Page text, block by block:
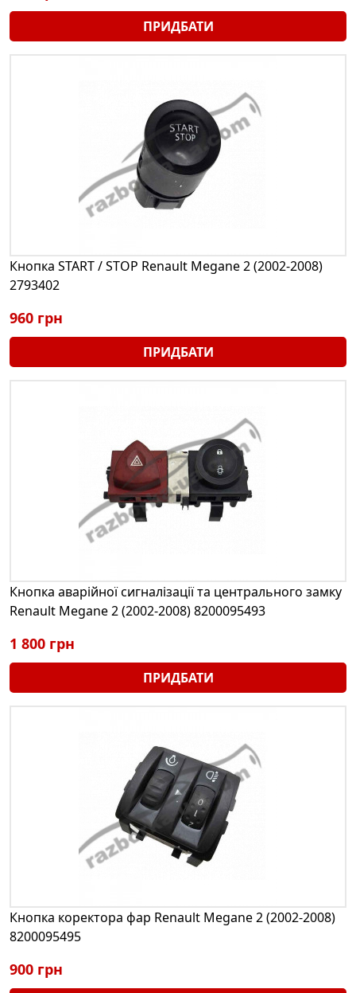
ПРИДБАТИ
Кнопка START / STOP Renault Megane 2 (2002-2008)
2793402
960 грн
ПРИДБАТИ
Кнопка аварійної сигналізації та центрального замку
Renault Megane 2 (2002-2008) 8200095493
1 800 грн
ПРИДБАТИ
Кнопка коректора фар Renault Megane 2 (2002-2008)
8200095495
900 грн